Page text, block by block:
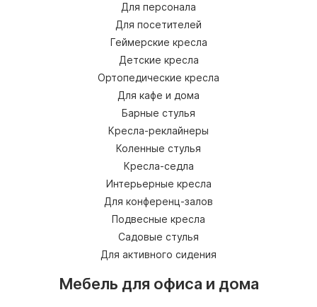
Для персонала
Для посетителей
Геймерские кресла
Детские кресла
Ортопедические кресла
Для кафе и дома
Барные стулья
Кресла-реклайнеры
Коленные стулья
Кресла-седла
Интерьерные кресла
Для конференц-залов
Подвесные кресла
Садовые стулья
Для активного сидения
Мебель для офиса и дома